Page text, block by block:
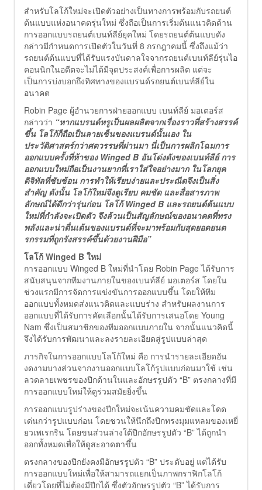
สำหรับโลโก้ใหม่จะเปิดตัวอย่างเป็นทางการพร้อมกับรถยนต์
ต้นแบบแห่งอนาคตรุ่นใหม่ ซึ่งถือเป็นการเริ่มต้นแนวคิดด้าน
การออกแบบรถยนต์เบนท์ลีย์ยุคใหม่ โดยรถยนต์ต้นแบบดัง
กล่าวมีกำหนดการเปิดตัวในวันที่ 8 กรกฎาคมนี้ ซึ่งถึงแม้ว่า
รถยนต์ต้นแบบที่ได้รับแรงบันดาลใจจากรถยนต์เบนท์ลีย์รุ่นไอ
คอนนิกในอดีตจะไม่ได้มีจุดประสงค์เพื่อการผลิต แต่จะ
เป็นการบ่งบอกถึงทิศทางของแบรนด์รถยนต์เบนท์ลีย์ใน
อนาคต
Robin Page ผู้อำนวยการฝ่ายออกแบบ เบนท์ลีย์ มอเตอร์ส
กล่าวว่า “หากแบรนด์หรูเป็นผลผลิตจากเรื่องราวที่สร้างสรรค์
ขึ้น โลโก้ก็ถือเป็นลายเซ็นของแบรนด์นั้นเอง ใน
ประวัติศาสตร์กว่าศตวรรษที่ผ่านมา นี่เป็นการผลิกโฉมการ
ออกแบบครั้งที่ห้าของ Winged B อันโด่งดังของเบนท์ลีย์ การ
ออกแบบใหม่ถือเป็นงานยากที่เราใส่ใจอย่างมาก ในโลกยุค
ดิจิทัลที่ซับซ้อน การทำให้เรียบง่ายและประณีตจึงเป็นสิ่ง
สำคัญ ดังนั้น โลโก้ใหม่จึงดูเรียบ คมชัด และสื่อสารภาพ
ลักษณ์ได้ดีกว่ารุ่นก่อน โลโก้ Winged B และรถยนต์ต้นแบบ
ใหม่ที่กำลังจะเปิดตัว จึงล้วนเป็นสัญลักษณ์ของอนาคตที่ทรง
พลังและน่าตื่นเต้นของแบรนด์ที่จะมาพร้อมกับสุดยอดยนต
รกรรมที่ถูกรังสรรค์ขึ้นด้วยงานฝีมือ”
โลโก้ Winged B ใหม่
การออกแบบ Winged B ใหม่ที่นำโดย Robin Page ได้รับการ
สนับสนุนจากทีมงานภายในของเบนท์ลีย์ มอเตอร์ส โดยใน
ช่วงแรกมีการจัดการแข่งขันการออกแบบขึ้น โดยให้ทีม
ออกแบบทั้งหมดส่งแนวคิดและแบบร่าง สำหรับผลงานการ
ออกแบบที่ได้รับการคัดเลือกนั้นได้รับการเสนอโดย Young
Nam ซึ่งเป็นสมาชิกของทีมออกแบบภายใน จากนั้นแนวคิดนี้
จึงได้รับการพัฒนาและลงรายละเอียดสู่รูปแบบล่าสุด
ภารกิจในการออกแบบโลโก้ใหม่ คือ การนำรายละเอียดอัน
งดงามบางส่วนจากงานออกแบบโลโก้รูปแบบก่อนมาใช้ เช่น
ลวดลายเพชรของปีกด้านในและอักษรรูปตัว “B” ตรงกลางที่มี
การออกแบบใหม่ให้ดูร่วมสมัยยิ่งขึ้น
การออกแบบรูปร่างของปีกใหม่จะเน้นความคมชัดและโดด
เด่นกว่ารูปแบบก่อน โดยชวนให้นึกถึงปีกทรงมุมแหลมของเหยี่
ยวเพเรกริน โดยขนส่วนล่างใต้ปีกอักษรรูปตัว “B” ได้ถูกนำ
ออกทั้งหมดเพื่อให้ดูสะอาดตาขึ้น
ตรงกลางของปีกยังคงมีอักษรรูปตัว “B” ประดับอยู่ แต่ได้รับ
การออกแบบใหม่เพื่อให้สามารถแยกเป็นภาพกราฟิกโลโก้
เดี่ยวโดยที่ไม่ต้องมีปีกได้ ซึ่งตัวอักษรรูปตัว “B” ได้รับการ